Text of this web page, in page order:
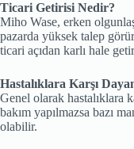
Ticari Getirisi Nedir?
Miho Wase, erken
pazarda yüksek talep
ticari açıdan karlı hale
Hastalıklara Karşı
Genel olarak hastalıklara
bakım yapılmazsa bazı
olabilir.